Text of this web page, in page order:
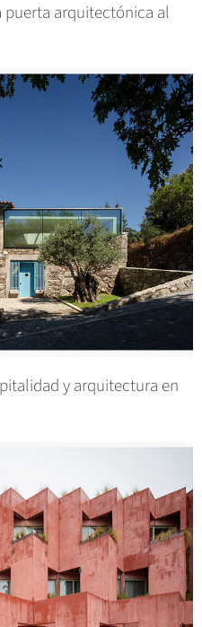
puerta arquitectónica al
y arquitectura en